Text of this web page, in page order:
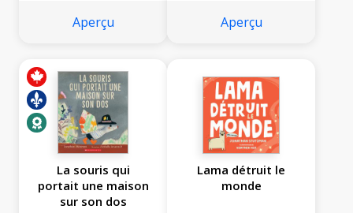
Aperçu Aperçu
La souris qui
portait une maison
sur son dos
Lama détruit le
monde